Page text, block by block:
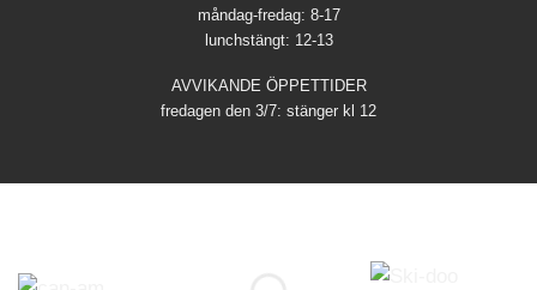
måndag-fredag: 8-17
lunchstängt: 12-13
AVVIKANDE ÖPPETTIDER
fredagen den 3/7: stänger kl 12